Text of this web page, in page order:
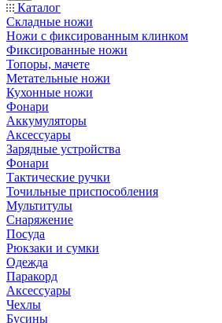
Каталог
Складные ножи
Ножи с фиксированным клинком
Фиксированные ножи
Топоры, мачете
Метательные ножи
Кухонные ножи
Фонари
Аккумуляторы
Аксессуары
Зарядные устройства
Фонари
Тактические ручки
Точильные приспособления
Мультитулы
Снаряжение
Посуда
Рюкзаки и сумки
Одежда
Паракорд
Аксессуары
Чехлы
Бусины